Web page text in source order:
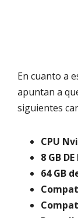
En cuanto a
apuntan a
siguientes
CPU
8 GB
64 GB